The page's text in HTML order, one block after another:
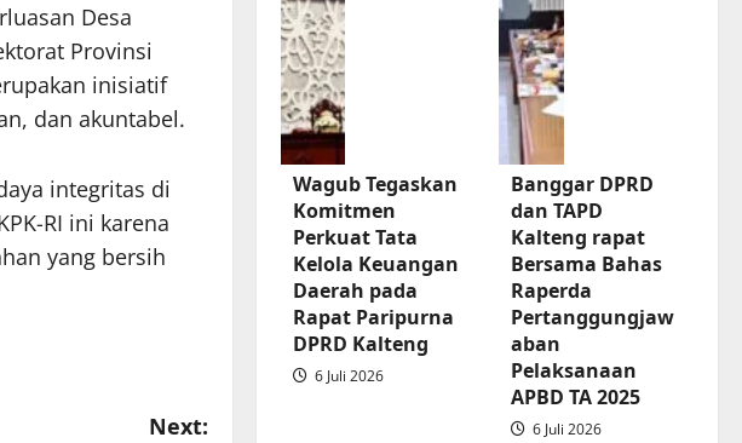
Desa
Provinsi
inisiatif
dan akuntabel.
integritas di
RI ini karena
yang bersih
Next:
Pertanggungjawaban
Pelaksanaan
APBD
2025
Wagub Tegaskan
Komitmen
Perkuat Tata
Kelola Keuangan
Daerah pada
Rapat Paripurna
DPRD Kalteng
6 Juli 2026
Banggar DPRD
dan TAPD
Kalteng rapat
Bersama Bahas
Raperda
Pertanggungjaw
aban
Pelaksanaan
APBD TA 2025
6 Juli 2026